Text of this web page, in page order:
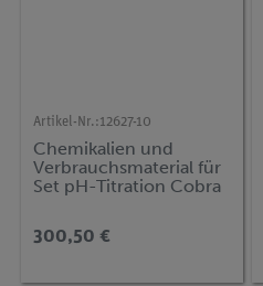
Artikel-Nr.:12627-10
Chemikalien und
Verbrauchsmaterial für
Set pH-Titration Cobra
300,50 €